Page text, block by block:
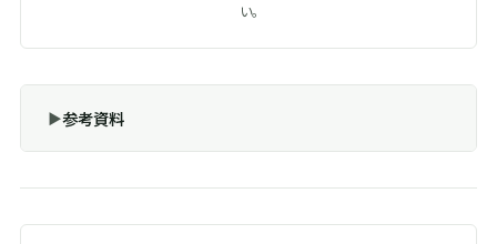
い。
参考資料